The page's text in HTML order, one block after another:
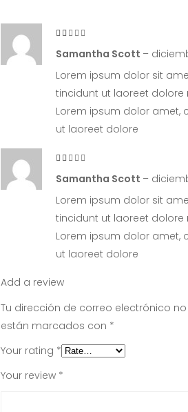
out
of
Samantha Scott –
Lorem ipsum dolor sit
tincidunt ut laoreet
Lorem ipsum dolor amet,
ut laoreet dolore
out
of
Samantha Scott –
Lorem ipsum dolor sit
tincidunt ut laoreet
Lorem ipsum dolor amet,
ut laoreet dolore
Add a review
Tu dirección de correo electrónico
están marcados con *
Your rating *
Your review *